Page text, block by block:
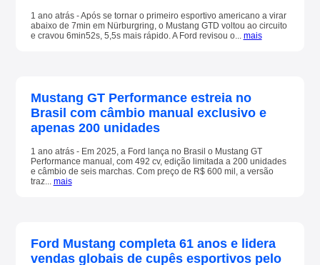
1 ano atrás - Após se tornar o primeiro esportivo americano a virar
abaixo de 7min em Nürburgring, o Mustang GTD voltou ao circuito
e cravou 6min52s, 5,5s mais rápido. A Ford revisou o... mais
Mustang GT Performance estreia no
Brasil com câmbio manual exclusivo e
apenas 200 unidades
1 ano atrás - Em 2025, a Ford lança no Brasil o Mustang GT
Performance manual, com 492 cv, edição limitada a 200 unidades
e câmbio de seis marchas. Com preço de R$ 600 mil, a versão
traz... mais
Ford Mustang completa 61 anos e lidera
vendas globais de cupês esportivos pelo